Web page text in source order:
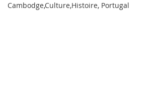
Cambodge,Culture,Histoire, Portugal